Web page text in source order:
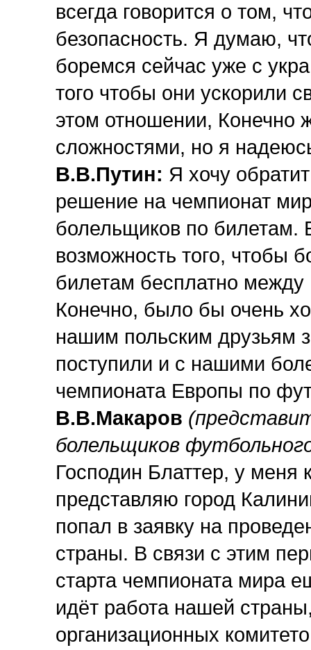
всегда говорится о том,
безопасность. Я думаю,
боремся сейчас уже с
того чтобы они ускорили
этом отношении, Конечно
сложностями, но я
В.В.Путин: Я хочу
решение на чемпионат
болельщиков по билетам.
возможность того, чтобы
билетам бесплатно
Конечно, было бы очень
нашим польским друзьям
поступили и с нашими
чемпионата Европы по
В.В.Макаров
болельщиков
Господин Блаттер, у меня
представляю город
попал в заявку на
страны. В связи с этим
старта чемпионата мира
идёт работа нашей
организационных